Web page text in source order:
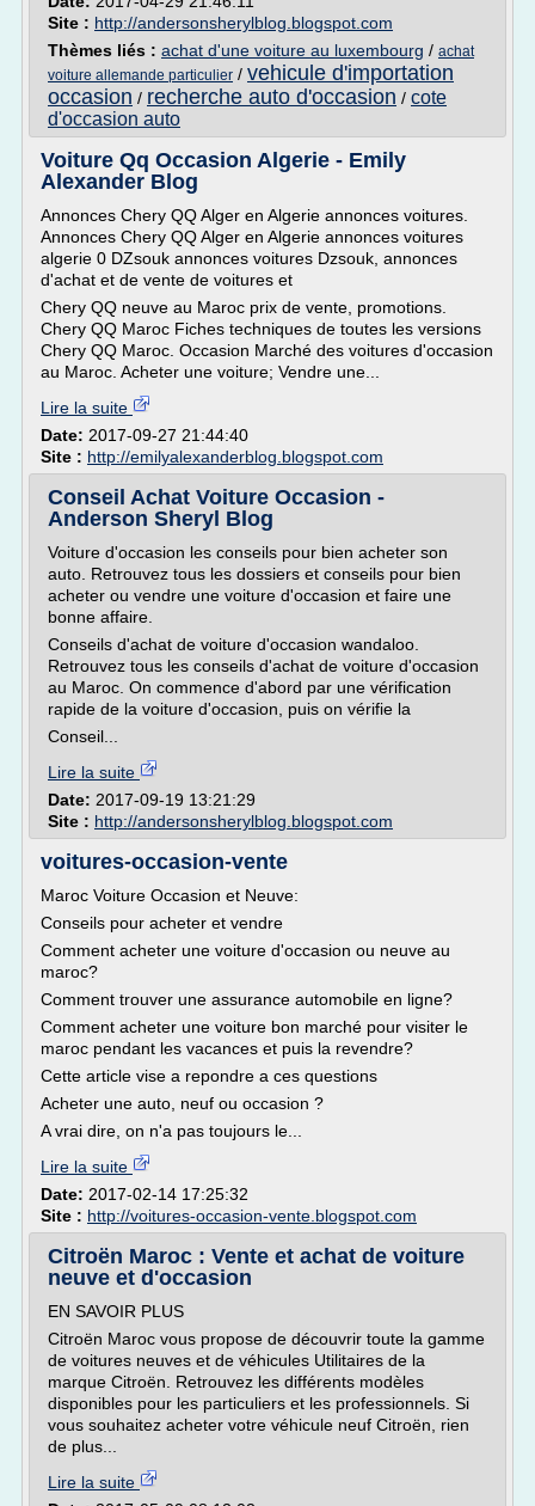
Site : http://andersonsherylblog.blogspot.com
Thèmes liés : achat d'une voiture au luxembourg / achat
voiture allemande particulier / vehicule d'importation
occasion / recherche auto d'occasion / cote
d'occasion auto
Voiture Qq Occasion Algerie - Emily
Alexander Blog
Annonces Chery QQ Alger en Algerie annonces voitures.
Annonces Chery QQ Alger en Algerie annonces voitures
algerie 0 DZsouk annonces voitures Dzsouk, annonces
d'achat et de vente de voitures et
Chery QQ neuve au Maroc prix de vente, promotions.
Chery QQ Maroc Fiches techniques de toutes les versions
Chery QQ Maroc. Occasion Marché des voitures d'occasion
au Maroc. Acheter une voiture; Vendre une...
Lire la suite
Date: 2017-09-27 21:44:40
Site : http://emilyalexanderblog.blogspot.com
Conseil Achat Voiture Occasion -
Anderson Sheryl Blog
Voiture d'occasion les conseils pour bien acheter son
auto. Retrouvez tous les dossiers et conseils pour bien
acheter ou vendre une voiture d'occasion et faire une
bonne affaire.
Conseils d'achat de voiture d'occasion wandaloo.
Retrouvez tous les conseils d'achat de voiture d'occasion
au Maroc. On commence d'abord par une vérification
rapide de la voiture d'occasion, puis on vérifie la
Conseil...
Lire la suite
Date: 2017-09-19 13:21:29
Site : http://andersonsherylblog.blogspot.com
voitures-occasion-vente
Maroc Voiture Occasion et Neuve:
Conseils pour acheter et vendre
Comment acheter une voiture d'occasion ou neuve au
maroc?
Comment trouver une assurance automobile en ligne?
Comment acheter une voiture bon marché pour visiter le
maroc pendant les vacances et puis la revendre?
Cette article vise a repondre a ces questions
Acheter une auto, neuf ou occasion ?
A vrai dire, on n'a pas toujours le...
Lire la suite
Date: 2017-02-14 17:25:32
Site : http://voitures-occasion-vente.blogspot.com
Citroën Maroc : Vente et achat de voiture
neuve et d'occasion
EN SAVOIR PLUS
Citroën Maroc vous propose de découvrir toute la gamme
de voitures neuves et de véhicules Utilitaires de la
marque Citroën. Retrouvez les différents modèles
disponibles pour les particuliers et les professionnels. Si
vous souhaitez acheter votre véhicule neuf Citroën, rien
de plus...
Lire la suite